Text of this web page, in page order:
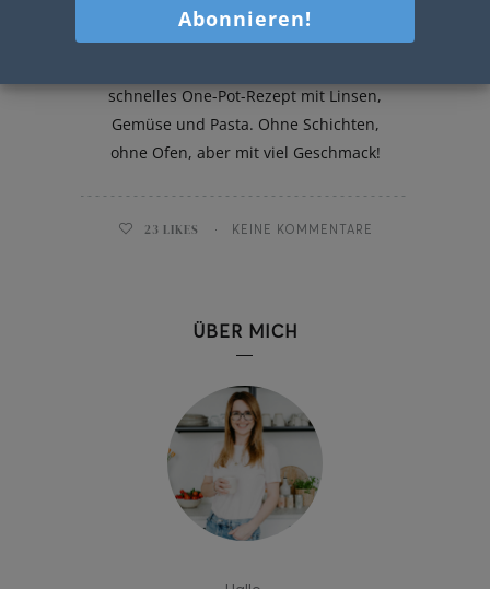
Vegetarische Pfannen-Lasagne
schnelles One-Pot-Rezept mit Linsen,
Gemüse und Pasta. Ohne Schichten,
ohne Ofen, aber mit viel Geschmack!
23 LIKES KEINE KOMMENTARE
ÜBER MICH